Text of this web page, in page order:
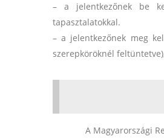
– a jelentkezőnek be
tapasztalatokkal.
– a jelentkezőnek meg
szerepköröknél
A Magyarországi